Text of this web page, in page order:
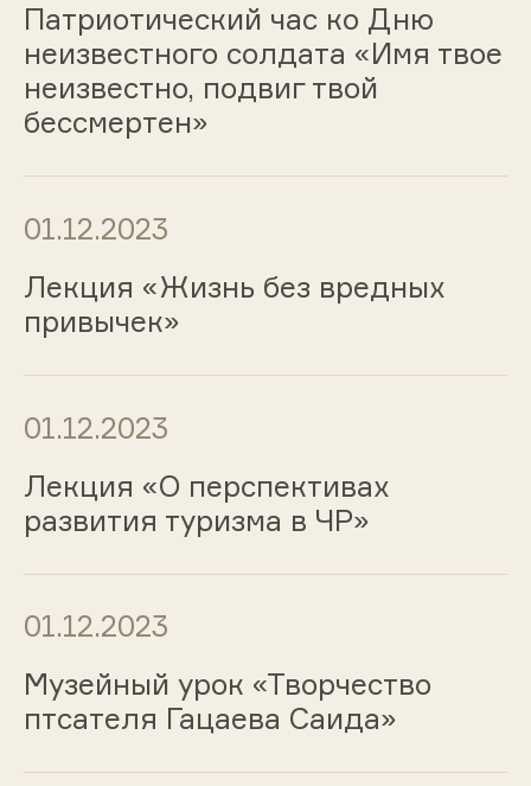
Патриотический час ко Дню
неизвестного солдата «Имя твое
неизвестно, подвиг твой
бессмертен»
01.12.2023
Лекция «Жизнь без вредных
привычек»
01.12.2023
Лекция «О перспективах
развития туризма в ЧР»
01.12.2023
Музейный урок «Творчество
птсателя Гацаева Саида»